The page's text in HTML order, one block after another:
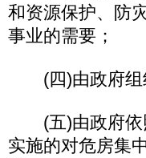
和资源保护、防
事业的需要；
(四)由政府组
(五)由政府依
实施的对危房集